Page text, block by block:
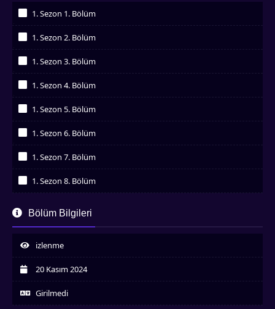
1. Sezon 1. Bölüm
1. Sezon 2. Bölüm
1. Sezon 3. Bölüm
1. Sezon 4. Bölüm
1. Sezon 5. Bölüm
1. Sezon 6. Bölüm
1. Sezon 7. Bölüm
1. Sezon 8. Bölüm
İzledim
İzledim
1. Sezon 10. Bölüm
İzledim
İzledim
Bölüm Bilgileri
izlenme
20 Kasım 2024
Girilmedi